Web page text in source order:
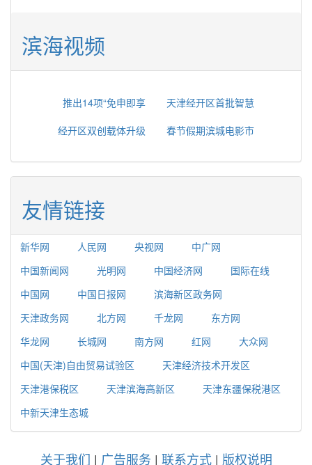
滨海视频
推出14项“免申即享
天津经开区首批智慧
经开区双创载体升级
春节假期滨城电影市
友情链接
新华网 人民网 央视网
中广网
中国新闻网
光明网 中国经济网
国际在线
中国网
中国日报网
滨海新区政务网
天津政务网
北方网 千龙网
东方网
华龙网
长城网 南方网 红网
大众网
中国(天津)自由贸易试验区
天津经济技术开发区
天津港保税区
天津滨海高新区
天津东疆保税港区
中新天津生态城
关于我们 | 广告服务 | 联系方式| 版权说明